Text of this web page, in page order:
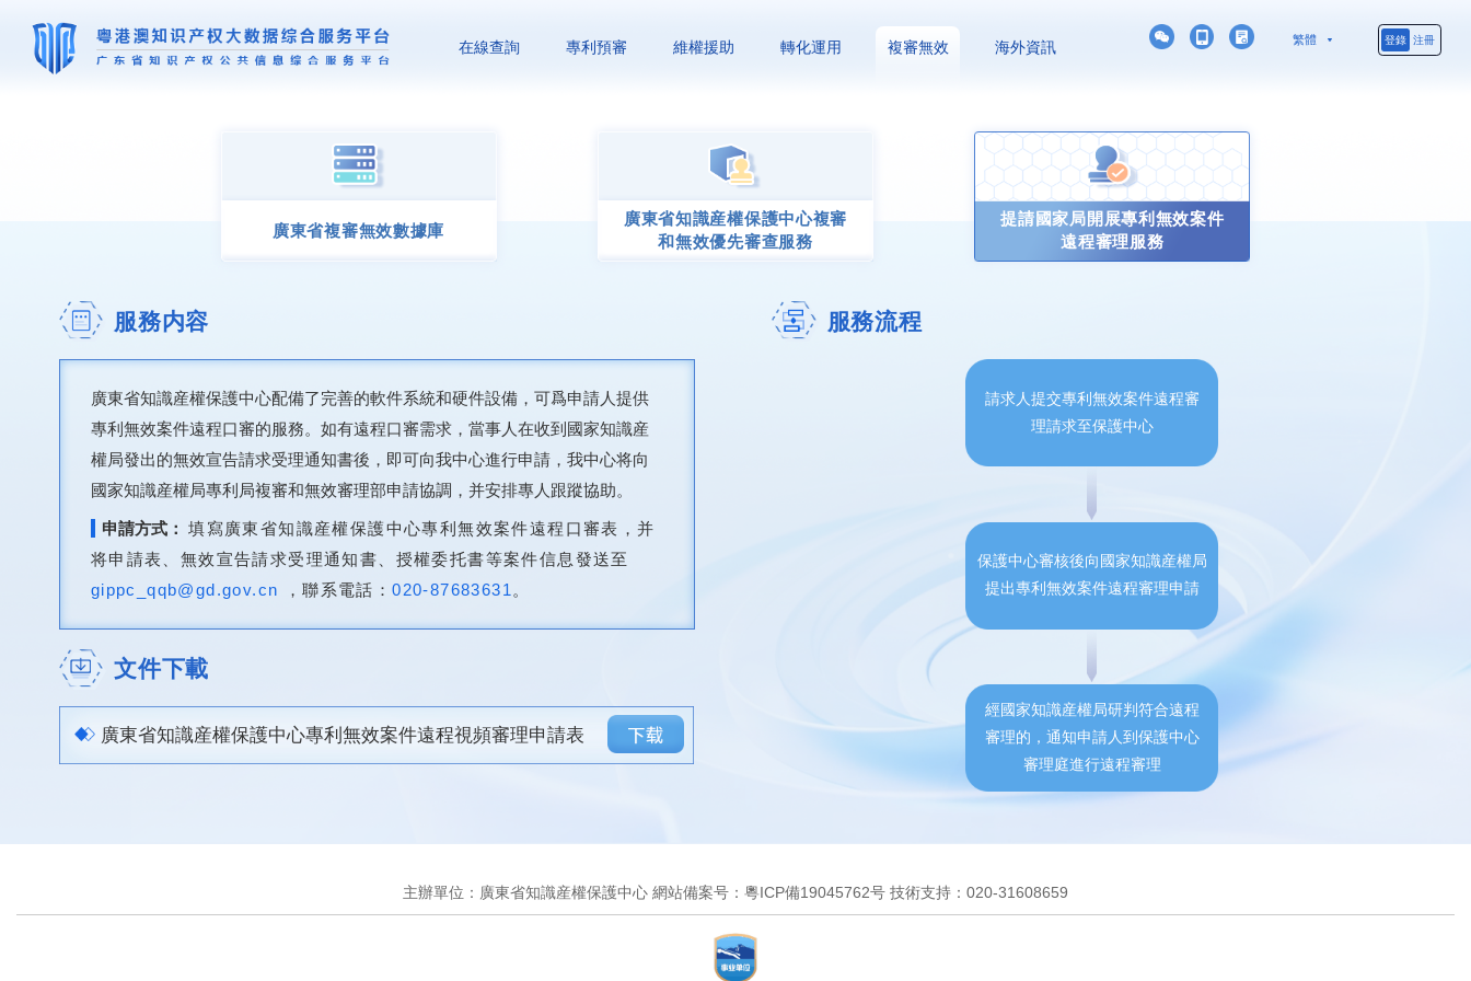
在線查詢 專利預審 維權援助 轉化運用 複審無效 海外資訊 繁體 登錄 注冊
廣東省複審無效數據庫
廣東省知識産權保護中心複審
和無效優先審查服務
提請國家局開展專利無效案件
遠程審理服務
服務内容
廣東省知識産權保護中心配備了完善的軟件系統和硬件設備，可爲申請人提供
專利無效案件遠程口審的服務。如有遠程口審需求，當事人在收到國家知識産
權局發出的無效宣告請求受理通知書後，即可向我中心進行申請，我中心将向
國家知識産權局專利局複審和無效審理部申請協調，并安排專人跟蹤協助。
申請方式：
填寫廣東省知識産權保護中心專利無效案件遠程口審表，并
将申請表、無效宣告請求受理通知書、授權委托書等案件信息發送至
gippc_qqb@gd.gov.cn ，聯系電話：020-87683631 。
文件下載
廣東省知識産權保護中心專利無效案件遠程視頻審理申請表
服務流程
請求人提交專利無效案件遠程審
理請求至保護中心
保護中心審核後向國家知識産權局
提出專利無效案件遠程審理申請
經國家知識産權局研判符合遠程
審理的，通知申請人到保護中心
審理庭進行遠程審理
主辦單位：廣東省知識産權保護中心 網站備案号： 粵ICP備19045762号 技術支持：020-31608659